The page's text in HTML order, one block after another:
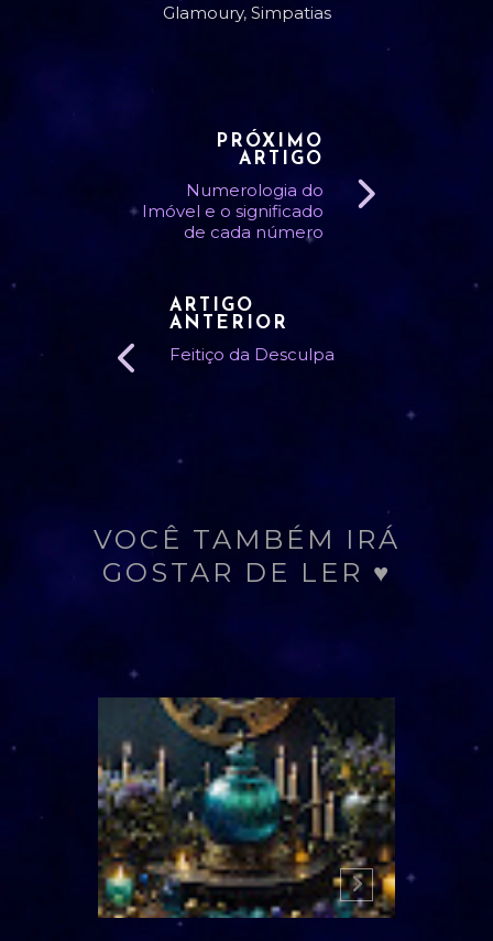
Glamoury, Simpatias
PRÓXIMO
ARTIGO
Numerologia do
Imóvel e o significado
de cada número
ARTIGO
ANTERIOR
Feitiço da Desculpa
VOCÊ TAMBÉM IRÁ
GOSTAR DE LER ♥